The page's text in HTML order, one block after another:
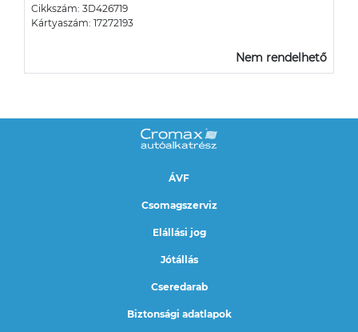
Cikkszám: 3D426719
Kártyaszám: 17272193
Nem rendelhető
ÁVF
Csomagszerviz
Elállási jog
Jótállás
Cseredarab
Biztonsági adatlapok